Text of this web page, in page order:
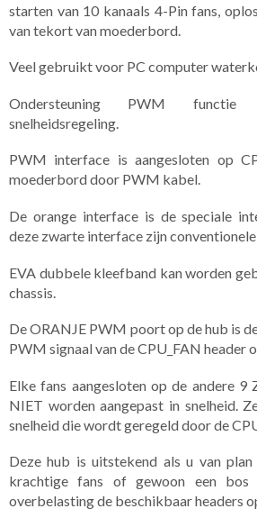
starten van 10 kanaals 4-Pin fans,
van tekort van moederbord.
Veel gebruikt voor PC computer
Ondersteuning PWM functie
snelheidsregeling.
PWM interface is aangesloten op
moederbord door PWM kabel.
De orange interface is de speciale
deze zwarte interface zijn
EVA dubbele kleefband kan worden
chassis.
De ORANJE PWM poort op de hub is
PWM signaal van de CPU_FAN header
Elke fans aangesloten op de andere
NIET worden aangepast in snelheid.
snelheid die wordt geregeld door de
Deze hub is uitstekend als u van
krachtige fans of gewoon een
overbelasting de beschikbaar headers